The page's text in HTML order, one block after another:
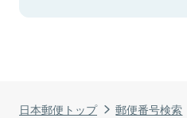
日本郵便トップ 郵便番号検索